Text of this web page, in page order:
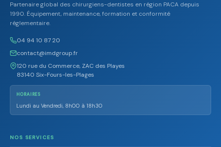
Partenaire global des chirurgiens-dentistes en région PACA depuis
1990. Équipement, maintenance, formation et conformité
réglementaire.
04 94 10 87 20
contact@imdgroup.fr
120 rue du Commerce, ZAC des Playes
83140 Six-Fours-les-Plages
HORAIRES
Lundi au Vendredi, 8h00 à 18h30
NOS SERVICES